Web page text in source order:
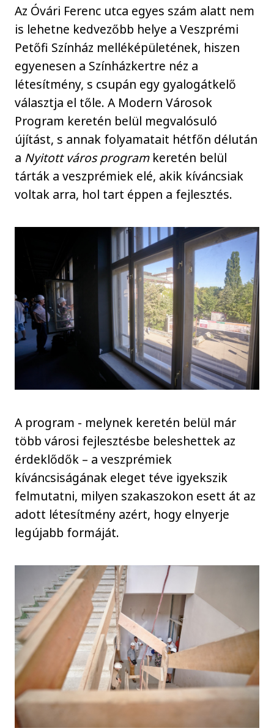
Az Óvári Ferenc utca egyes szám alatt nem
is lehetne kedvezőbb helye a Veszprémi
Petőfi Színház melléképületének, hiszen
egyenesen a Színházkertre néz a
létesítmény, s csupán egy gyalogátkelő
választja el tőle. A Modern Városok
Program keretén belül megvalósuló
újítást, s annak folyamatait hétfőn délután
a Nyitott város program keretén belül
tárták a veszprémiek elé, akik kíváncsiak
voltak arra, hol tart éppen a fejlesztés.
A program - melynek keretén belül már
több városi fejlesztésbe beleshettek az
érdeklődők – a veszprémiek
kíváncsiságának eleget téve igyekszik
felmutatni, milyen szakaszokon esett át az
adott létesítmény azért, hogy elnyerje
legújabb formáját.